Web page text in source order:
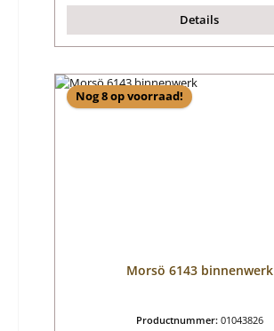
Details
Nog 8 op voorraad!
Morsö 6143 binnenwerk
Productnummer: 01043826